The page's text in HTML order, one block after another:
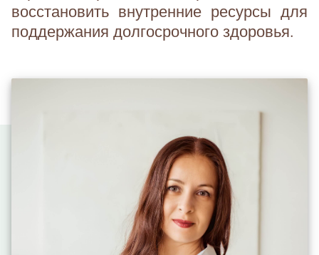
восстановить внутренние ресурсы для
поддержания долгосрочного здоровья.